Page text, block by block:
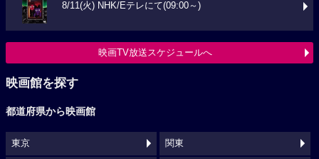
8/11(火) NHK/Eテレにて(09:00～)
映画TV放送スケジュールへ
映画館を探す
都道府県から映画館
東京 関東